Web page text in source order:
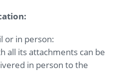
or in person:
all its attachments can be
in person to the